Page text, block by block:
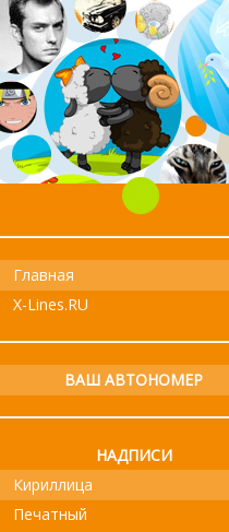
Главная
X-Lines.RU
ВАШ АВТОНОМЕР
НАДПИСИ
Кириллица
Печатный